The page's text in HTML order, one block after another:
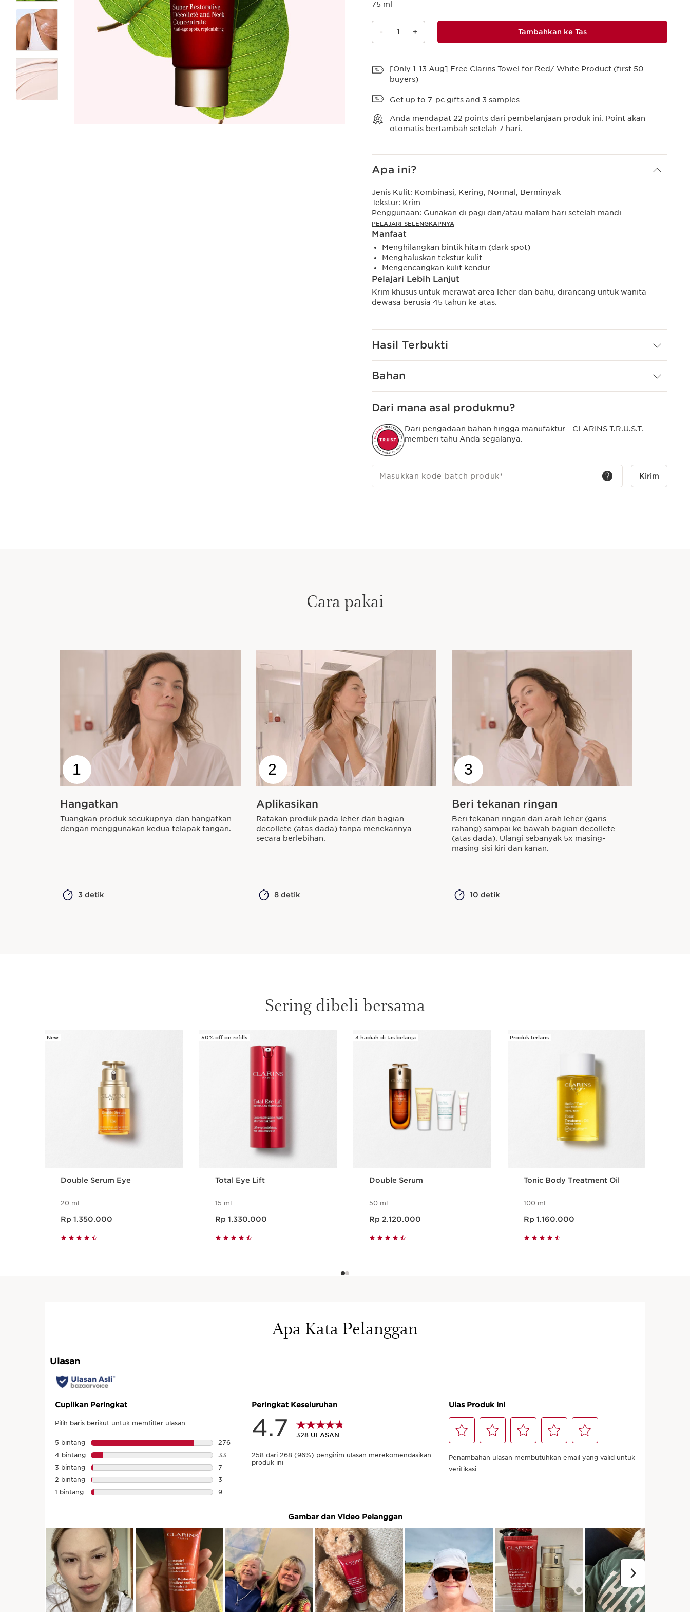
75 ml
- 1 + Tambahkan ke Tas
[Only 1-13 Aug] Free Clarins Towel for Red/ White Product (first 50
buyers)
Get up to 7-pc gifts and 3 samples
Anda mendapat 22 points dari pembelanjaan produk ini. Point akan
otomatis bertambah setelah 7 hari.
Apa ini?
Jenis Kulit: Kombinasi, Kering, Normal, Berminyak
Tekstur: Krim
Penggunaan: Gunakan di pagi dan/atau malam hari setelah mandi
PELAJARI SELENGKAPNYA
Manfaat
Menghilangkan bintik hitam (dark spot)
Menghaluskan tekstur kulit
Mengencangkan kulit kendur
Pelajari Lebih Lanjut
Krim khusus untuk merawat area leher dan bahu, dirancang untuk wanita
dewasa berusia 45 tahun ke atas.
Hasil Terbukti
Bahan
Dari mana asal produkmu?
Dari pengadaan bahan hingga manufaktur - CLARINS T.R.U.S.T.
memberi tahu Anda segalanya.
Masukkan kode batch produk* Kirim
Cara pakai
1
Hangatkan
Tuangkan produk secukupnya dan hangatkan
dengan menggunakan kedua telapak tangan.
3 detik
2
Aplikasikan
Ratakan produk pada leher dan bagian
decollete (atas dada) tanpa menekannya
secara berlebihan.
8 detik
3
Beri tekanan ringan
Beri tekanan ringan dari arah leher (garis
rahang) sampai ke bawah bagian decollete
(atas dada). Ulangi sebanyak 5x masing-
masing sisi kiri dan kanan.
10 detik
Sering dibeli bersama
New
Double Serum Eye
20 ml
Rp 1.350.000
Tampilan Cepat
50% off on refills
Total Eye Lift
15 ml
Rp 1.330.000
Tampilan Cepat
3 hadiah di tas belanja
Double Serum
50 ml
Rp 2.120.000
Tampilan Cepat
Produk terlaris
Tonic Body Treatment Oil
100 ml
Rp 1.160.000
Tampilan Cepat
Apa Kata Pelanggan